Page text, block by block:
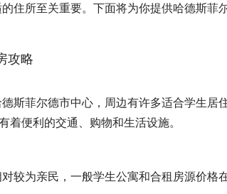
住所至关重要。下面将为你提供哈德斯菲
攻略
斯菲尔德市中心，周边有许多适合学生居
着便利的交通、购物和生活设施。
较为亲民，一般学生公寓和合租房源价